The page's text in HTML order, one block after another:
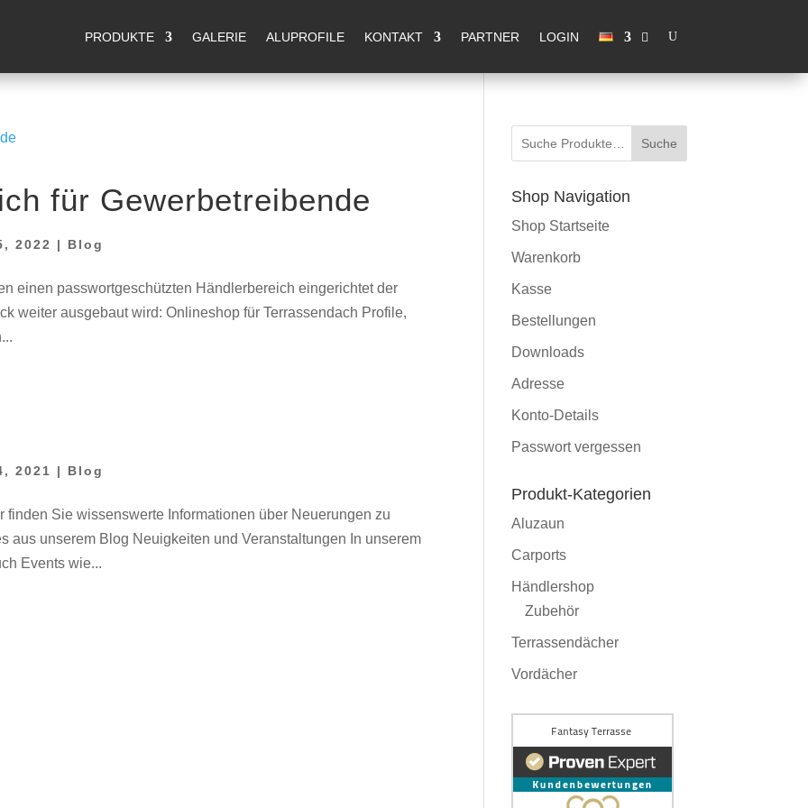
PRODUKTE GALERIE ALUPROFILE KONTAKT PARTNER LOGIN
für Gewerbetreibende
2022 | Blog
einen passwortgeschützten Händlerbereich eingerichtet der
weiter ausgebaut wird: Onlineshop für Terrassendach Profile,
2021 | Blog
Sie wissenswerte Informationen über Neuerungen zu
aus unserem Blog Neuigkeiten und Veranstaltungen In unserem
Events wie...
Suche
Shop Navigation
Shop Startseite
Warenkorb
Kasse
Bestellungen
Downloads
Adresse
Konto-Details
Passwort vergessen
Produkt-Kategorien
Aluzaun
Carports
Händlershop
Zubehör
Terrassendächer
Vordächer
14.08.2026 Betriebsferien. Ab dem 17.08.2026 sind wir wieder für Sie da OK, Verstanden